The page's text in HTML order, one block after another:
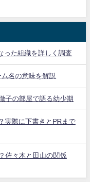
った組織を詳しく調査
名の意味を解説
子の部屋で語る幼少期
実際に下書きとPRまで
佐々木と田山の関係